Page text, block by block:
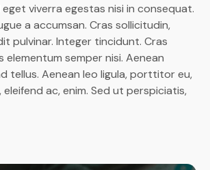
viverra egestas nisi in consequat.
a accumsan. Cras sollicitudin,
pulvinar. Integer tincidunt. Cras
elementum semper nisi. Aenean
tellus. Aenean leo ligula, porttitor eu,
ac, enim. Sed ut perspiciatis,